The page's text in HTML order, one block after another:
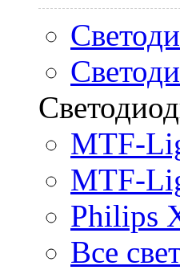
MTF-
MTF-
Philips
Все